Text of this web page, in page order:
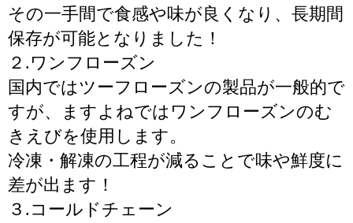
その一手間で食感や味が良くなり、長期間
保存が可能となりました！
２.ワンフローズン
国内ではツーフローズンの製品が一般的で
すが、ますよねではワンフローズンのむ
きえびを使用します。
冷凍・解凍の工程が減ることで味や鮮度に
差が出ます！
３.コールドチェーン